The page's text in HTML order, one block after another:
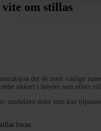
om stillas
der de mest vanlige
sikkert i høyder som ellers
modulære deler som kan